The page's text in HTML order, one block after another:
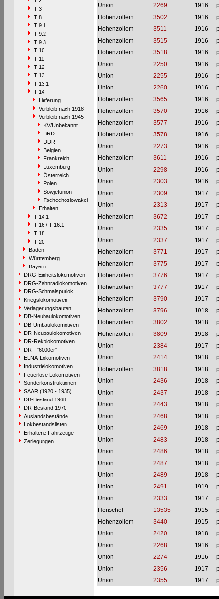
T 3
T 8
T 9.1
T 9.2
T 9.3
T 10
T 11
T 12
T 13
T 13.1
T 14
Lieferung
Verbleib nach 1918
Verbleib nach 1945
KV/Unbekannt
BRD
DDR
Belgien
Frankreich
Luxemburg
Österreich
Polen
Sowjetunion
Tschechoslowakei
Erhalten
T 14.1
T 16 / T 16.1
T 18
T 20
Baden
Württemberg
Bayern
DRG-Einheitslokomotiven
DRG-Zahnradlokomotiven
DRG-Schmalspurlok.
Kriegslokomotiven
Verlagerungsbauten
DB-Neubaulokomotiven
DB-Umbaulokomotiven
DR-Neubaulokomotiven
DR-Rekolokomotiven
DR - "6000er"
ELNA-Lokomotiven
Industrielokomotiven
Feuerlose Lokomotiven
Sonderkonstruktionen
SAAR (1920 - 1935)
DB-Bestand 1968
DR-Bestand 1970
Auslandsbestände
Lokbestandslisten
Erhaltene Fahrzeuge
Zerlegungen
Union
2269 1916
Hohenzollern
3502 1916
Hohenzollern
3511 1916
Hohenzollern
3515 1916
Hohenzollern
3518 1916
Union
2250 1916
Union
2255 1916
Union
2260 1916
Hohenzollern
3565 1916
Hohenzollern
3570 1916
Hohenzollern
3577 1916
Hohenzollern
3578 1916
Union
2273 1916
Hohenzollern
3611 1916
Union
2298 1916
Union
2303 1916
Union
2309 1917
Union
2313 1917
Hohenzollern
3672 1917
Union
2335 1917
Union
2337 1917
Hohenzollern
3771 1917
Hohenzollern
3775 1917
Hohenzollern
3776 1917
Hohenzollern
3777 1917
Hohenzollern
3790 1917
Hohenzollern
3796 1918
Hohenzollern
3802 1918
Hohenzollern
3809 1918
Union
2384 1917
Union
2414 1918
Hohenzollern
3818 1918
Union
2436 1918
Union
2437 1918
Union
2443 1918
Union
2468 1918
Union
2469 1918
Union
2483 1918
Union
2486 1918
Union
2487 1918
Union
2489 1918
Union
2491 1919
Union
2333 1917
Henschel
13535 1915
Hohenzollern
3440 1915
Union
2420 1918
Union
2268 1916
Union
2274 1916
Union
2356 1917
Union
2355 1917